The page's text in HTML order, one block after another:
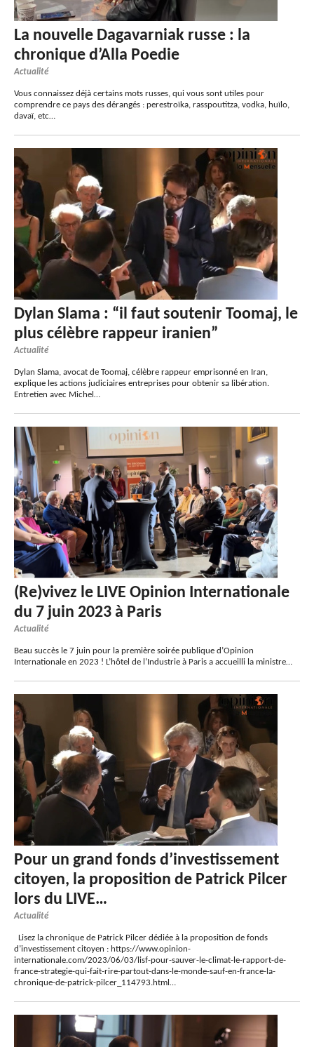
La nouvelle Dagavarniak russe : la
chronique d’Alla Poedie
Actualité
Vous connaissez déjà certains mots russes, qui vous sont utiles pour
comprendre ce pays des dérangés : perestroïka, rasspoutitza, vodka, huïlo,
davaï, etc…
Dylan Slama : “il faut soutenir Toomaj, le
plus célèbre rappeur iranien”
Actualité
Dylan Slama, avocat de Toomaj, célèbre rappeur emprisonné en Iran,
explique les actions judiciaires entreprises pour obtenir sa libération.
Entretien avec Michel…
(Re)vivez le LIVE Opinion Internationale
du 7 juin 2023 à Paris
Actualité
Beau succès le 7 juin pour la première soirée publique d’Opinion
Internationale en 2023 ! L’hôtel de l’Industrie à Paris a accueilli la ministre…
Pour un grand fonds d’investissement
citoyen, la proposition de Patrick Pilcer
lors du LIVE…
Actualité
Lisez la chronique de Patrick Pilcer dédiée à la proposition de fonds
d’investissement citoyen : https://www.opinion-
internationale.com/2023/06/03/lisf-pour-sauver-le-climat-le-rapport-de-
france-strategie-qui-fait-rire-partout-dans-le-monde-sauf-en-france-la-
chronique-de-patrick-pilcer_114793.html…